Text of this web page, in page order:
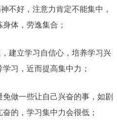
不好，注意力肯定不能集中，
体，劳逸集合；
建立学习自信心，培养学习兴
习，近而提高集中力；
免做一些让自己兴奋的事，如剧
的，学习集中力会很低；